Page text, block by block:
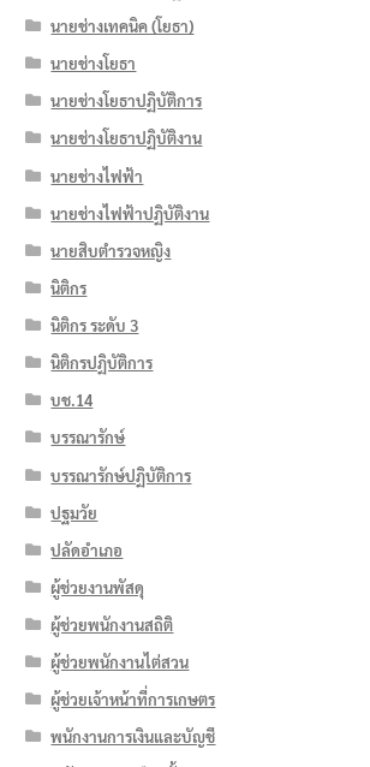
นายช่างเทคนิค (โยธา)
นายช่างโยธา
นายช่างโยธาปฏิบัติการ
นายช่างโยธาปฏิบัติงาน
นายช่างไฟฟ้า
นายช่างไฟฟ้าปฏิบัติงาน
นายสิบตำรวจหญิง
นิติกร
นิติกร ระดับ 3
นิติกรปฏิบัติการ
บช.14
บรรณารักษ์
บรรณารักษ์ปฏิบัติการ
ปฐมวัย
ปลัดอำเภอ
ผู้ช่วยงานพัสดุ
ผู้ช่วยพนักงานสถิติ
ผู้ช่วยพนักงานไต่สวน
ผู้ช่วยเจ้าหน้าที่การเกษตร
พนักงานการเงินและบัญชี